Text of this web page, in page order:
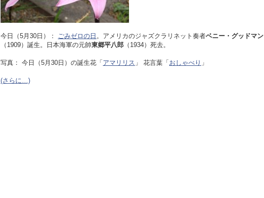
今日（5月30日）： ごみゼロの日 。アメリカのジャズクラリネット奏者ベニー・グッドマン
（1909）誕生。日本海軍の元帥東郷平八郎 （1934）死去。
写真： 今日（5月30日）の誕生花「 アマリリス 」 花言葉「 おしゃべり 」
(さらに…)